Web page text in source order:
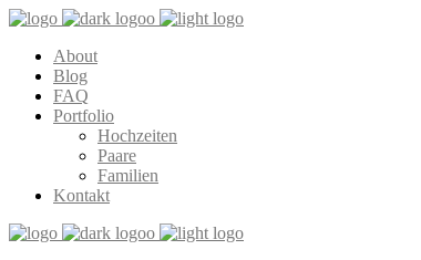
About
Blog
FAQ
Portfolio
Hochzeiten
Paare
Familien
Kontakt